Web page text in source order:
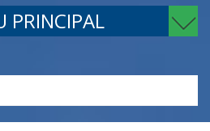
PRINCIPAL